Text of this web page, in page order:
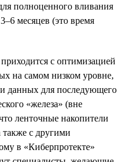
полноценного вливания
месяцев (это время
приходится с оптимизацией
на самом низком уровне,
данных для последующего
«железа» (вне
ленточные накопители
с другими
в «Киберпротекте»